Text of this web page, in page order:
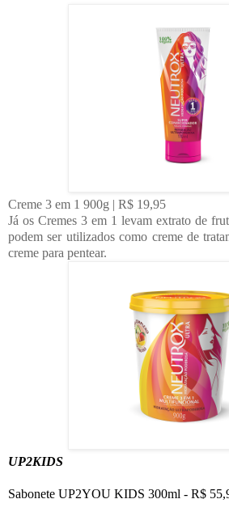
Creme 3 em 1 900g | R$ 19,95
Já os Cremes 3 em 1 levam extrato de
podem ser utilizados como creme de
creme para pentear.
UP2KIDS
Sabonete UP2YOU KIDS 300ml - R$